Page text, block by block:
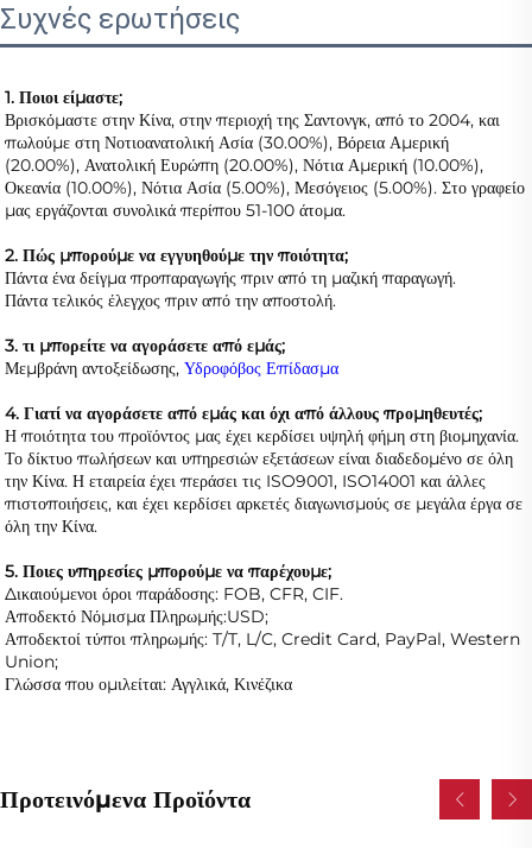
Συχνές ερωτήσεις
1. Ποιοι είμαστε;
Βρισκόμαστε στην Κίνα, στην περιοχή της Σαντονγκ, από το 2004, και
πωλούμε στη Νοτιοανατολική Ασία (30.00%), Βόρεια Αμερική
(20.00%), Ανατολική Ευρώπη (20.00%), Νότια Αμερική (10.00%),
Οκεανία (10.00%), Νότια Ασία (5.00%), Μεσόγειος (5.00%). Στο γραφείο
μας εργάζονται συνολικά περίπου 51-100 άτομα.
2. Πώς μπορούμε να εγγυηθούμε την ποιότητα;
Πάντα ένα δείγμα προπαραγωγής πριν από τη μαζική παραγωγή.
Πάντα τελικός έλεγχος πριν από την αποστολή.
3. τι μπορείτε να αγοράσετε από εμάς;
Μεμβράνη αντοξείδωσης, Υδροφόβος Επίδασμα
4. Γιατί να αγοράσετε από εμάς και όχι από άλλους προμηθευτές;
Η ποιότητα του προϊόντος μας έχει κερδίσει υψηλή φήμη στη βιομηχανία.
Το δίκτυο πωλήσεων και υπηρεσιών εξετάσεων είναι διαδεδομένο σε όλη
την Κίνα. Η εταιρεία έχει περάσει τις ISO9001, ISO14001 και άλλες
πιστοποιήσεις, και έχει κερδίσει αρκετές διαγωνισμούς σε μεγάλα έργα σε
όλη την Κίνα.
5. Ποιες υπηρεσίες μπορούμε να παρέχουμε;
Δικαιούμενοι όροι παράδοσης: FOB, CFR, CIF.
Αποδεκτό Νόμισμα Πληρωμής:USD;
Αποδεκτοί τύποι πληρωμής: T/T, L/C, Credit Card, PayPal, Western
Union;
Γλώσσα που ομιλείται: Αγγλικά, Κινέζικα
Προτεινόμενα Προϊόντα